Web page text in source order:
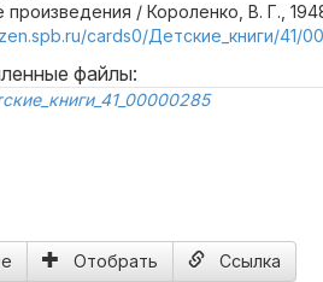
произведения / Короленко, В. Г.,
cards0/Детские_книги/41/
файлы:
Отобрать Ссылка